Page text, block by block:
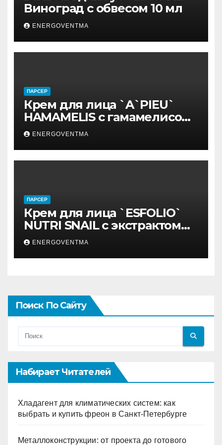
Виноград с обвесом 10 мл
ENERGOVENTMA
ПАРСЕР
Крем для лица `A`PIEU`
HAMAMELIS с гамамелисом
50 мл
ENERGOVENTMA
ПАРСЕР
Крем для лица `ESFOLIO`
NUTRI SNAIL с экстрактом
муцина улитки 200 мл
ENERGOVENTMA
Поиск По Сайту
Набирает Читателей
Хладагент для климатических систем: как
выбрать и купить фреон в Санкт-Петербурге
Металлоконструкции: от проекта до готового